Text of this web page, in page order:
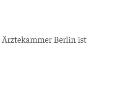
Berlin ist